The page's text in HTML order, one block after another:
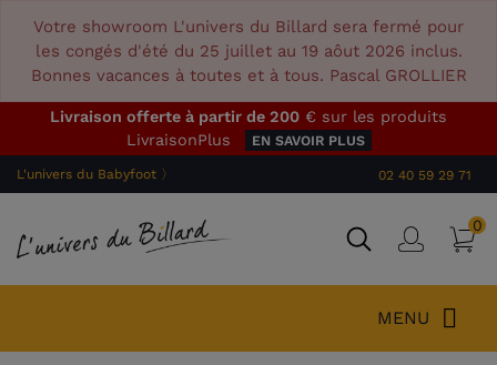
Votre showroom L'univers du Billard sera fermé pour
les congés d'été du 25 juillet au 19 aôut 2026 inclus.
Bonnes vacances à toutes et à tous. Pascal GROLLIER
Livraison offerte à partir de 200 € sur les produits
LivraisonPlus
EN SAVOIR PLUS
L'univers du Babyfoot 〉 02 40 59 29 71
0
MENU